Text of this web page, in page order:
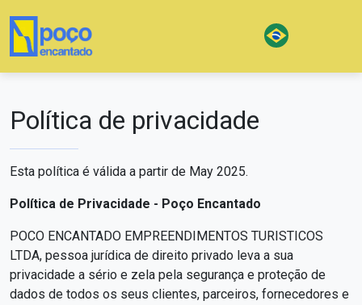
Política de privacidade
Esta política é válida a partir de May 2025.
Política de Privacidade - Poço Encantado
POCO ENCANTADO EMPREENDIMENTOS TURISTICOS
LTDA, pessoa jurídica de direito privado leva a sua
privacidade a sério e zela pela segurança e proteção de
dados de todos os seus clientes, parceiros, fornecedores e